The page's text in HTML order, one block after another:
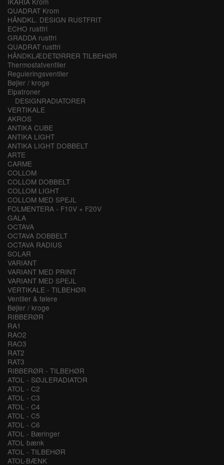
QUADRAT Krom
HÅNDKL. DESIGN RUSTFRIT
ECHO rustfri
GRADDA rustfri
QUADRAT rustfri
HÅNDKLÆDETØRRER TILBEHØR
Thermostatventiler
Reguleringsventiler
Bøjler / kroge
Elpatroner
DESIGNRADIATORER
VERTIKALE
AKROS
ANTIKA CUBE
ANTIKA LIGHT
ANTIKA LIGHT DOBBELT
ARTE
CARME
COLLOM
COLLOM DOBBELT
COLLOM LIGHT
COLLOM MED SPEJL
FOLMENTERA - F10V + F20V
GALA
OCTAVA
OCTAVA DOBBELT
OCTAVA RADIUS
SOLAR
VARIANT
VARIANT MED PRINT
VARIANT MED SPEJL
VERTIKALE - TILBEHØR
Ventiler & følere
Bøjler / kroge
RIBBERØR
RA1
RAO2
RAO3
RAT2
RAT3
RIBBERØR - TILBEHØR
ATOL - SØJLERADIATOR
ATOL - C2
ATOL - C3
ATOL - C4
ATOL - C5
ATOL - C6
ATOL - Bæringer
ATOL bænk
ATOL - TILBEHØR
ATOL-BÆNK